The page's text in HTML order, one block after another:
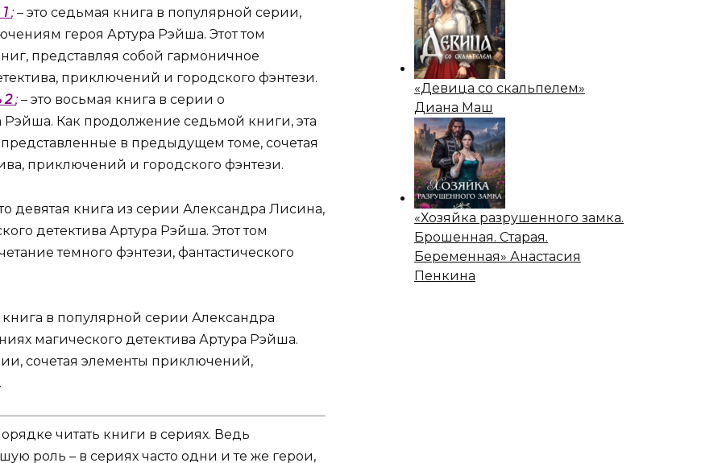
;– это седьмая книга в популярной серии,
героя Артура Рэйша. Этот том
представляя собой гармоничное
приключений и городского фэнтези.
2;– это восьмая книга в серии о
Как продолжение седьмой книги, эта
в предыдущем томе, сочетая
приключений и городского фэнтези.
девятая книга из серии Александра Лисина,
детектива Артура Рэйша. Этот том
темного фэнтези, фантастического
книга в популярной серии Александра
магического детектива Артура Рэйша.
сочетая элементы приключений,
читать книги в сериях. Ведь
роль – в сериях часто одни и те же герои,
«Девица со скальпелем»
Диана Маш
«Хозяйка разрушенного замка.
Брошенная. Старая.
Беременная» Анастасия
Пенкина